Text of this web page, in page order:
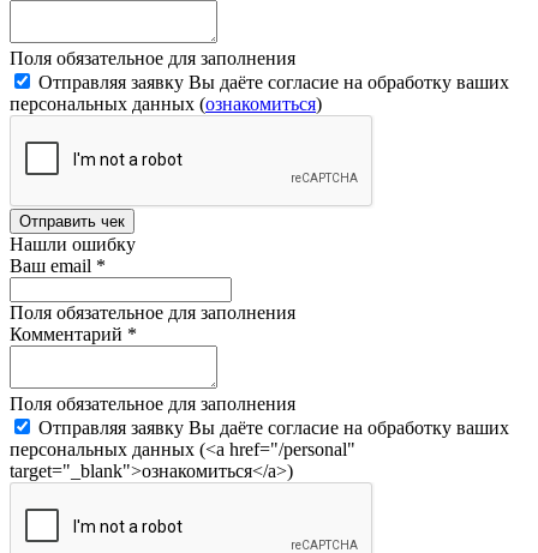
Поля обязательное для заполнения
Отправляя заявку Вы даёте согласие на обработку ваших
персональных данных (ознакомиться)
Отправить чек
Нашли ошибку
Ваш email *
Поля обязательное для заполнения
Комментарий *
Поля обязательное для заполнения
Отправляя заявку Вы даёте согласие на обработку ваших
персональных данных (<a href="/personal"
target="_blank">ознакомиться</a>)